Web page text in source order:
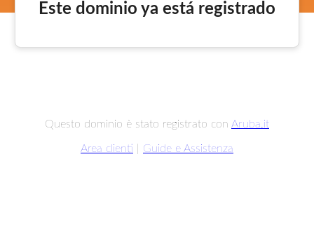
Este dominio ya está registrado
Questo dominio è stato registrato con Aruba.it
Area clienti Guide e Assistenza